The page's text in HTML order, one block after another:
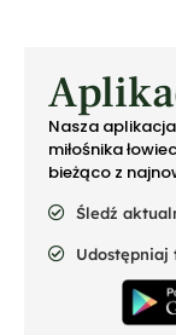
Nasza
miłośnika
bieżąco z
Śledź
Udostępniaj